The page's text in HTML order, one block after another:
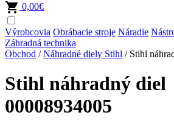
0,00€
Výrobcovia Obrábacie stroje Náradie
Záhradná technika
Obchod /Náhradné diely Stihl / Stihl
Stihl náhradný diel
00008934005